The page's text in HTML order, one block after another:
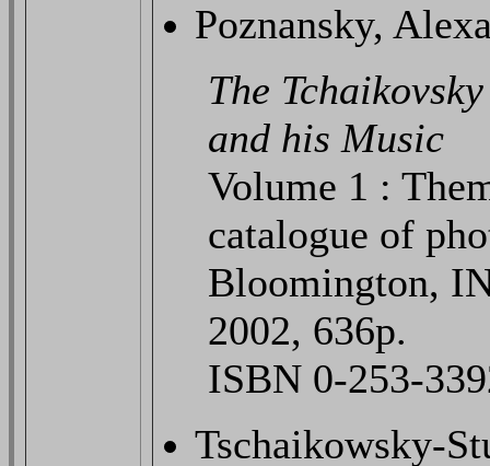
Poznansky,
The
and his Music
Volume 1 :
catalogue of
Bloomington,
2002, 636p.
ISBN 0-253-
Tschaikowsky-